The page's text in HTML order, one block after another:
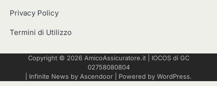
Privacy Policy
Termini di Utilizzo
Copyright © 2026 AmicoAssicuratore.it| IOCOSdi GC
02758080804
| Infinite News by Ascendoor | Powered by WordPress.